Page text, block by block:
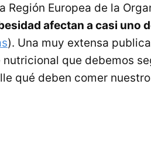
Región Europea de la
afectan a casi uno
). Una muy extensa
que debemos
qué deben comer